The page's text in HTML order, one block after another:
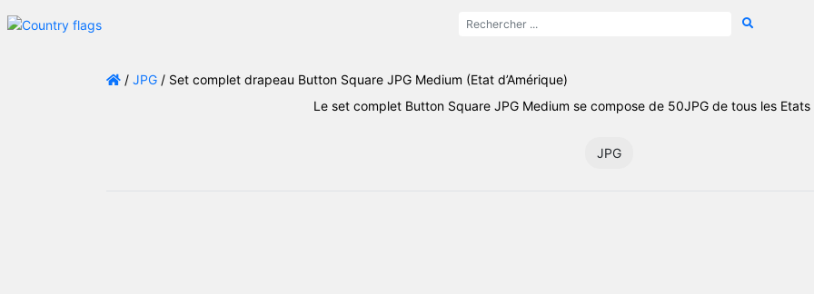
/ JPG / Set complet drapeau Button Square JPG Medium (Etat d’Amérique)
Le set complet Button Square JPG Medium se compose de 50JPG de tous les Etats
JPG